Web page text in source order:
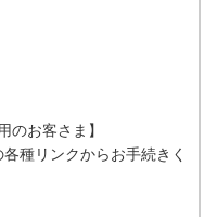
のお客さま】
種リンクからお手続きく